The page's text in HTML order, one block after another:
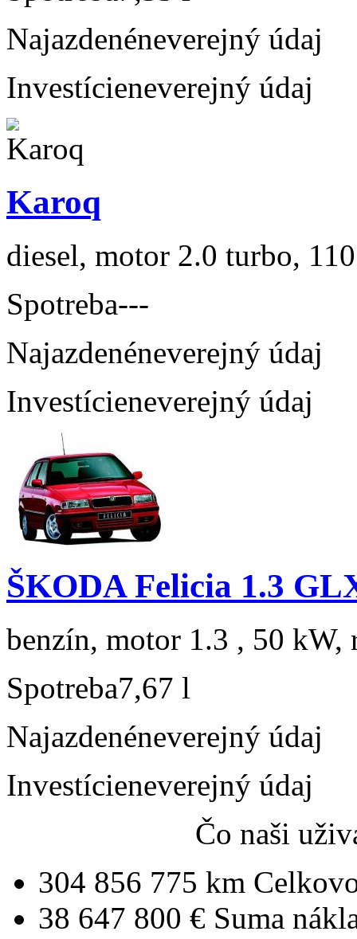
Najazdenéneverejný údaj
Investícieneverejný údaj
Karoq
diesel, motor 2.0 turbo,
Spotreba---
Najazdenéneverejný údaj
Investícieneverejný údaj
ŠKODA Felicia 1.3
benzín, motor 1.3 , 50 kW,
Spotreba7,67 l
Najazdenéneverejný údaj
Investícieneverejný údaj
Čo naši
304 856 775 km
38 647 800 € Suma